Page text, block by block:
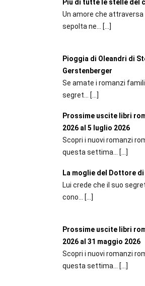
Più di tutte le stelle del
Un amore che attraversa
sepolta ne...
[…]
Pioggia di Oleandri di
Gerstenberger
Se amate i romanzi
segret... […]
Prossime uscite libri
2026 al 5 luglio 2026
Scopri i nuovi romanzi
questa settima...
[…]
La moglie del Dottore
Lui crede che il suo
cono...
[…]
Prossime uscite libri
2026 al 31 maggio 2026
Scopri i nuovi romanzi
questa settima... […]